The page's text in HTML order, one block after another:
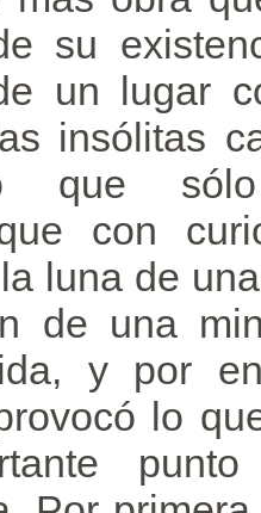
su
un lugar
insólitas
que
con
luna de
de una
y por
lo